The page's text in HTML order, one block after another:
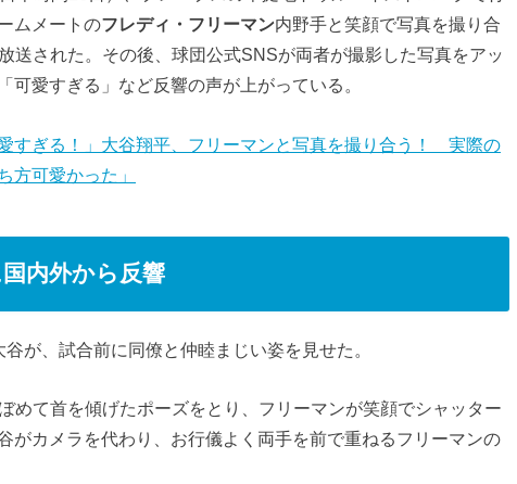
ムメートのフレディ・フリーマン内野手と笑顔で写真を撮り合
送された。その後、球団公式SNSが両者が撮影した写真をアッ
可愛すぎる」など反響の声が上がっている。
すぎる！」大谷翔平、フリーマンと写真を撮り合う！ 実際の
方可愛かった」
内外から反響
が、試合前に同僚と仲睦まじい姿を見せた。
めて首を傾げたポーズをとり、フリーマンが笑顔でシャッター
がカメラを代わり、お行儀よく両手を前で重ねるフリーマンの